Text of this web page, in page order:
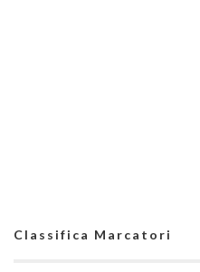
Classifica Marcatori